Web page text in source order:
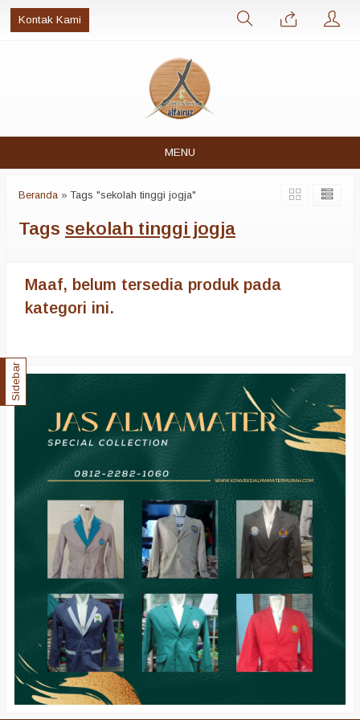
Kontak Kami
MENU
Beranda »Tags "sekolah tinggi jogja"
Tags sekolah tinggi jogja
Maaf, belum tersedia produk pada
kategori ini.
Sidebar